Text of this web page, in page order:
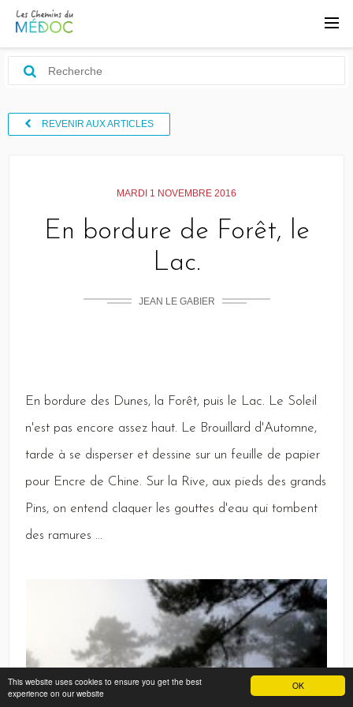
OK
This website uses cookies to ensure you get the best
experience on our website
REVENIR AUX ARTICLES
MARDI 1 NOVEMBRE 2016
En bordure de Forêt, le
Lac.
JEAN LE GABIER
En bordure des Dunes, la Forêt, puis le Lac. Le Soleil
n'est pas encore assez haut. Le Brouillard d'Automne,
tarde à se disperser et dessine sur un feuille de papier
pour Encre de Chine. Sur la Rive, aux pieds des grands
Pins, on entend claquer les gouttes d'eau qui tombent
des ramures ...